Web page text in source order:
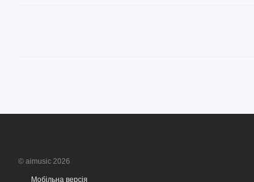
© aimusic 2026
Мобільна версія